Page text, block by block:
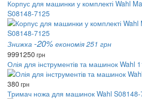
Корпус для машинки у комплекті Wahl
S08148-7125
Знижка -20% економія 251 грн
9991250 грн
Олія для інструментів та машинок Wahl
380 грн
Тримач ножа для машинок Wahl S08148-